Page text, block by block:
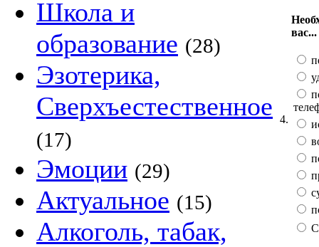
Школа и
образование (28)
Эзотерика,
Сверхъестественное
(17)
Эмоции (29)
Актуальное (15)
Алкоголь, табак,
4.
вас...